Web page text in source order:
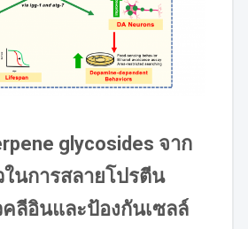
glycosides จาก
ในการสลายโปรตีน
ลีอินและป้องกันเซลล์